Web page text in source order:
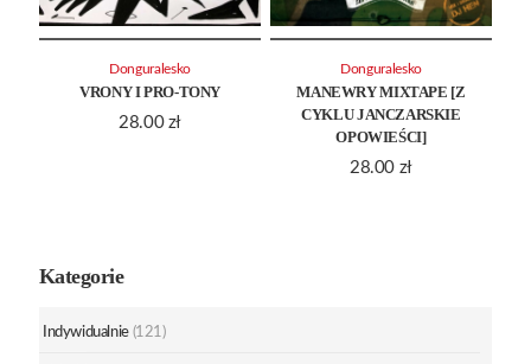
VRONY I PRO-TONY
28.00 zł
Donguralesko
MANEWRY MIXTAPE [Z
CYKLU JANCZARSKIE
OPOWIEŚCI]
28.00 zł
Donguralesko
Kategorie
Indywidualnie (121)